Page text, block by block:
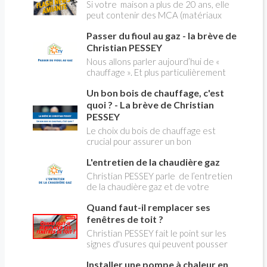
ce qu'il faut savoir sur la nouvelle
modification du système "heures
creuses" qui concerne près de 15
millions de Français !
Si votre maison a plus de 20 ans, elle
peut contenir des MCA (matériaux
panique, on fait le point dans notre
flash news n°3 spéciale Amiante et
ses dangers avec Christian Pessey
Passer du fioul au gaz - la brève de
Christian PESSEY
Nous allons parler aujourd’hui de «
chauffage ». Et plus particulièrement
aborder l’abandon du fioul au profit du
gaz.
Un bon bois de chauffage, c'est
quoi ? - La brève de Christian
PESSEY
Le choix du bois de chauffage est
crucial pour assurer un bon
l'impact environnemental. Mais
comment reconnaître un bois de
qualité ? Plusieurs critères entrent en
jeu : le type d'essence, le taux
d'humidité, la densité et la saison de
coupe.
L'entretien de la chaudière gaz
Christian PESSEY parle de l’entretien
de la chaudière gaz et de votre
avez un système par radiateurs ou un
plancher chauffant, qui sont alimentés
par une chaudière au gaz, vous devez
faire entretenir celle-ci une fois par
an, que vous soyez locataire ou
propriétaire occupant. C’est la même
Quand faut-il remplacer ses
fenêtres de toit ?
Christian PESSEY fait le point sur les
signes d'usures qui peuvent pousser
Installer une pompe à chaleur en